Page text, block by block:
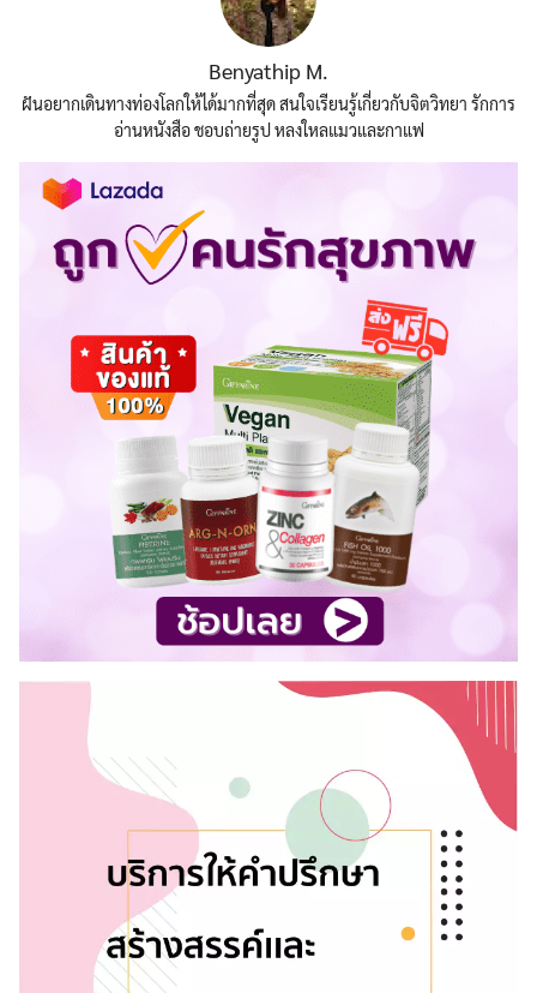
Benyathip M.
ฝันอยากเดินทางท่องโลกให้ได้มากที่สุด สนใจเรียนรู้เกี่ยวกับจิตวิทยา รักการ
อ่านหนังสือ ชอบถ่ายรูป หลงใหลแมวและกาแฟ